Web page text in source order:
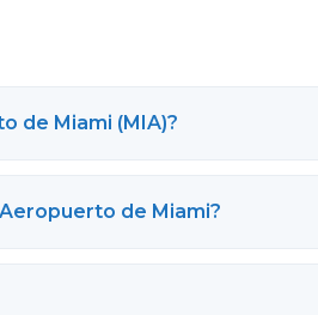
de Miami (MIA)?
de Miami?